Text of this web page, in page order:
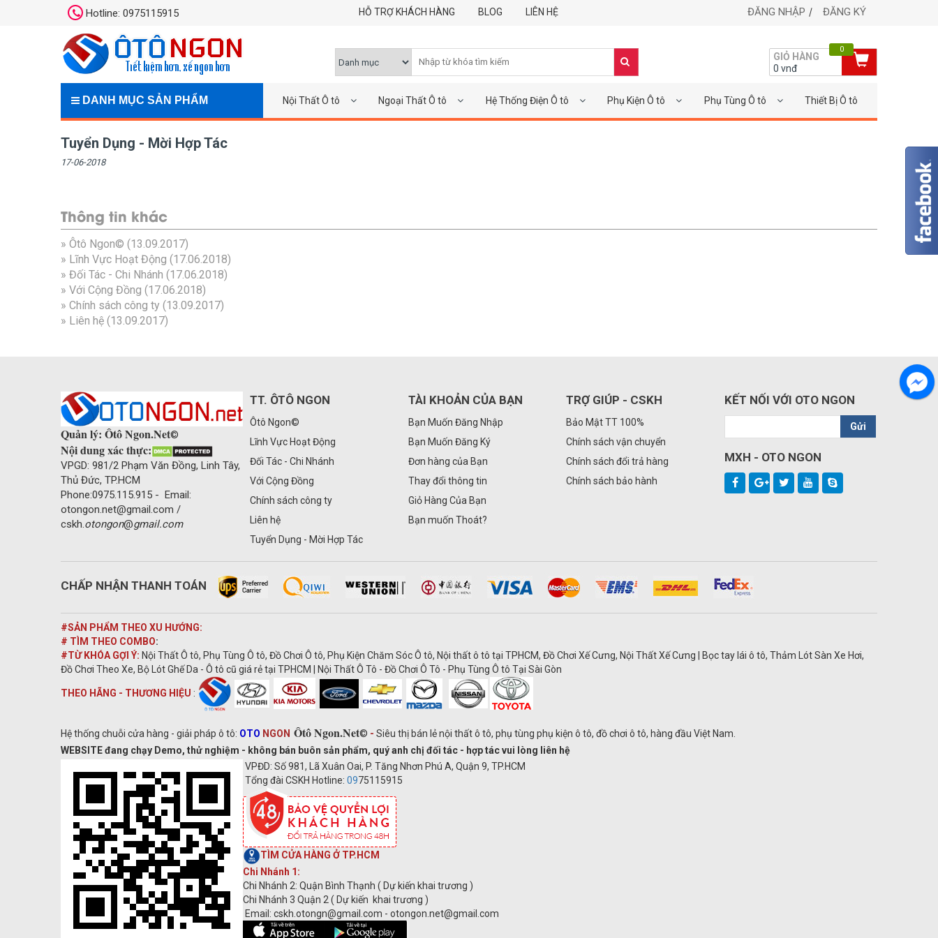
Hotline: 0975115915 HỖ TRỢ KHÁCH HÀNG BLOG LIÊN HỆ ĐĂNG NHẬP ĐĂNG KÝ
GIỎ HÀNG
0 vnđ
0
DANH MỤC SẢN PHẨM Nội Thất Ô tô Ngoại Thất Ô tô Hệ Thống Điện Ô tô Phụ Kiện Ô tô Phụ Tùng Ô tô Thiết Bị Ô tô
Tuyển Dụng - Mời Hợp Tác
17-06-2018
Thông tin khác
» Ôtô Ngon© (13.09.2017)
» Lĩnh Vực Hoạt Động (17.06.2018)
» Đối Tác - Chi Nhánh (17.06.2018)
» Với Cộng Đồng (17.06.2018)
» Chính sách công ty (13.09.2017)
» Liên hệ (13.09.2017)
Quản lý: Ôtô Ngon.Net©
Nội dung xác thực:
VPGD: 981/2 Phạm Văn Đồng, Linh Tây,
Thủ Đức, TP.HCM
Phone:0975.115.915 - Email:
otongon.net@gmail.com /
cskh.otongon@gmail.com
TT. ÔTÔ NGON
Ôtô Ngon©
Lĩnh Vực Hoạt Động
Đối Tác - Chi Nhánh
Với Cộng Đồng
Chính sách công ty
Liên hệ
Tuyển Dụng - Mời Hợp Tác
TÀI KHOẢN CỦA BẠN
Bạn Muốn Đăng Nhập
Bạn Muốn Đăng Ký
Đơn hàng của Bạn
Thay đổi thông tin
Giỏ Hàng Của Bạn
Bạn muốn Thoát?
TRỢ GIÚP - CSKH
Bảo Mật TT 100%
Chính sách vận chuyển
Chính sách đổi trả hàng
Chính sách bảo hành
KẾT NỐI VỚI OTO NGON
Gửi
MXH - OTO NGON
CHẤP NHẬN THANH TOÁN
#SẢN PHẨM THEO XU HƯỚNG:
# TÌM THEO COMBO:
#TỪ KHÓA GỢI Ý: Nội Thất Ô tô, Phụ Tùng Ô tô, Đồ Chơi Ô tô, Phụ Kiện Chăm Sóc Ô tô, Nội thất ô tô tại TPHCM, Đồ Chơi Xế Cưng, Nội Thất Xế Cưng | Bọc tay lái ô tô, Thảm Lót Sàn Xe Hơi,
Đồ Chơi Theo Xe, Bộ Lót Ghế Da - Ô tô cũ giá rẻ tại TPHCM | Nội Thất Ô Tô - Đồ Chơi Ô Tô - Phụ Tùng Ô tô Tại Sài Gòn
THEO HÃNG - THƯƠNG HIỆU :
Hệ thống chuỗi cửa hàng - giải pháp ô tô: OTO NGON Ôtô Ngon.Net© - Siêu thị bán lẻ nội thất ô tô, phụ tùng phụ kiện ô tô, đồ chơi ô tô, hàng đầu Việt Nam.
WEBSITE đang chạy Demo, thử nghiệm - không bán buôn sản phẩm, quý anh chị đối tác - hợp tác vui lòng liên hệ
VPĐD: Số 981, Lã Xuân Oai, P. Tăng Nhơn Phú A, Quận 9, TP.HCM
Tổng đài CSKH Hotline: 0975115915
TÌM CỬA HÀNG Ở TP.HCM
Chi Nhánh 1:
Chi Nhánh 2: Quận Bình Thạnh ( Dự kiến khai trương )
Chi Nhánh 3 Quận 2 ( Dự kiến khai trương )
Email: cskh.otongn@gmail.com - otongon.net@gmail.com